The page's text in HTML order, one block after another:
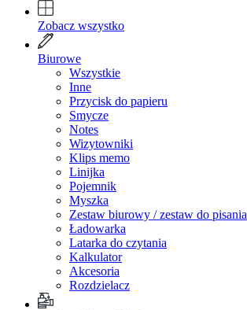
Zobacz wszystko
Biurowe
Wszystkie
Inne
Przycisk do papieru
Smycze
Notes
Wizytowniki
Klips memo
Linijka
Pojemnik
Myszka
Zestaw biurowy / zestaw do pisania
Ładowarka
Latarka do czytania
Kalkulator
Akcesoria
Rozdzielacz